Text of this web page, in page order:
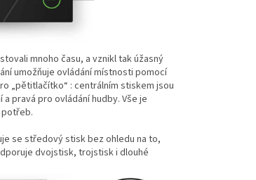
mnoho času, a vznikl tak úžasný
umožňuje ovládání místnosti pomocí
„pětitlačítko“ : centrálním stiskem jsou
pravá pro ovládání hudby. Vše je
se středový stisk bez ohledu na to,
dvojstisk, trojstisk i dlouhé